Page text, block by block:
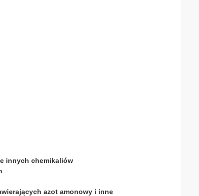
innych chemikaliów
azot amonowy i inne